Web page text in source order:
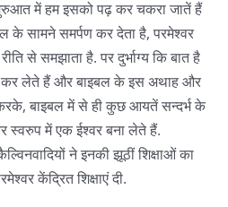
में हम इसको पढ़ कर चकरा जातें हैं
के सामने समर्पण कर देता है, परमेश्वर
से समझाता है. पर दुर्भाग्य कि बात है
कर लेते हैं और बाइबल के इस अथाह और
बाइबल में से ही कुछ आयतें सन्दर्भ के
स्वरुप में एक ईश्वर बना लेते हैं.
ने इनकी झूठीं शिक्षाओं का
केंद्रित शिक्षाएं दी.